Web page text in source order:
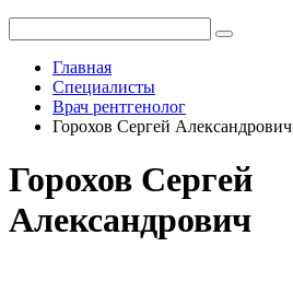
Главная
Специалисты
Врач рентгенолог
Горохов Сергей Александрович
Горохов Сергей
Александрович